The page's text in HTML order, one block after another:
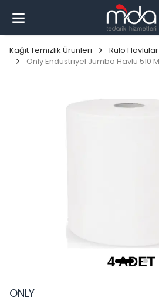
Kağıt Temizlik Ürünleri
Rulo Havlular
Only Endüstriyel Jumbo Havlu 510
ONLY